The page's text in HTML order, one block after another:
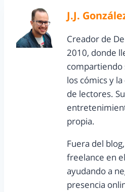
J.J.
Creador de
2010, donde
compartiendo
los cómics y
de lectores.
propia.
Fuera del
freelance en
ayudando a
presencia